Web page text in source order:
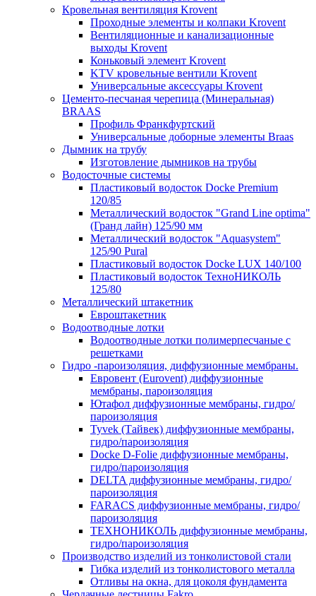
Кровельная вентиляция Krovent
Проходные элементы и колпаки Krovent
Вентиляционные и канализационные
выходы Krovent
Коньковый элемент Krovent
KTV кровельные вентили Krovent
Универсальные аксессуары Krovent
Цементо-песчаная черепица (Минеральная)
BRAAS
Профиль Франкфуртский
Универсальные доборные элементы Braas
Дымник на трубу
Изготовление дымников на трубы
Водосточные системы
Пластиковый водосток Docke Premium
120/85
Металлический водосток "Grand Line optima"
(Гранд лайн) 125/90 мм
Металлический водосток "Aquasystem"
125/90 Pural
Пластиковый водосток Docke LUX 140/100
Пластиковый водосток ТехноНИКОЛЬ
125/80
Металлический штакетник
Евроштакетник
Водоотводные лотки
Водоотводные лотки полимерпесчаные с
решетками
Гидро -пароизоляция, диффузионные мембраны.
Евровент (Eurovent) диффузионные
мембраны, пароизоляция
Ютафол диффузионные мембраны, гидро/
пароизоляция
Tyvek (Тайвек) диффузионные мембраны,
гидро/пароизоляция
Docke D-Folie диффузионные мембраны,
гидро/пароизоляция
DELTA диффузионные мембраны, гидро/
пароизоляция
FARACS диффузионные мембраны, гидро/
пароизоляция
ТЕХНОНИКОЛЬ диффузионные мембраны,
гидро/пароизоляция
Производство изделий из тонколистовой стали
Гибка изделий из тонколистового металла
Отливы на окна, для цоколя фундамента